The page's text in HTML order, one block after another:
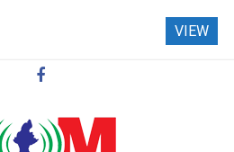
VIEW